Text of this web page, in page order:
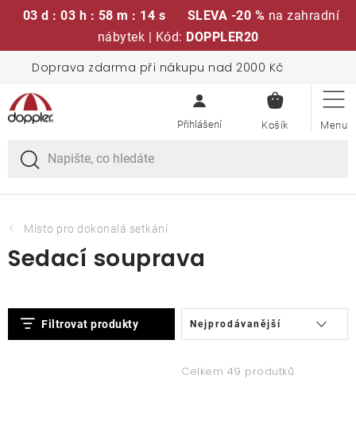
03 d : 03 h : 58 m : 14 s SLEVA -20 % na zahradní
nábytek | Kód: DOPPLER20
obsah
Doprava zdarma při nákupu nad 2000 Kč
KOŠÍK
Sedací soupravy
Slunečníky
Křesla a židle
Stoly
Místo pro dokonalá setkání
Sedací souprava
Filtrovat produkty
V
ý
Celkem 49 produtků
Ř
a
z
Nejprodávanější